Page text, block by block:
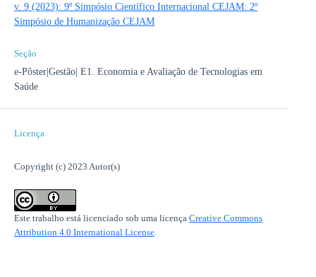
v. 9 (2023): 9º Simpósio Científico Internacional CEJAM: 2º
Simpósio de Humanização CEJAM
Seção
e-Pôster|Gestão| E1. Economia e Avaliação de Tecnologias em
Saúde
Licença
Copyright (c) 2023 Autor(s)
Este trabalho está licenciado sob uma licença Creative Commons
Attribution 4.0 International License.